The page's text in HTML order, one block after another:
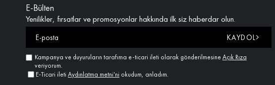
E-Bülten
Yenilikler, fırsatlar ve promosyonlar hakkında ilk siz haberdar olun.
KAYDOL
Kampanya ve duyuruların tarafıma e-ticari ileti olarak gönderilmesineAçık Rıza
veriyorum.
E-Ticari ileti Aydınlatma metni'ni okudum, anladım.